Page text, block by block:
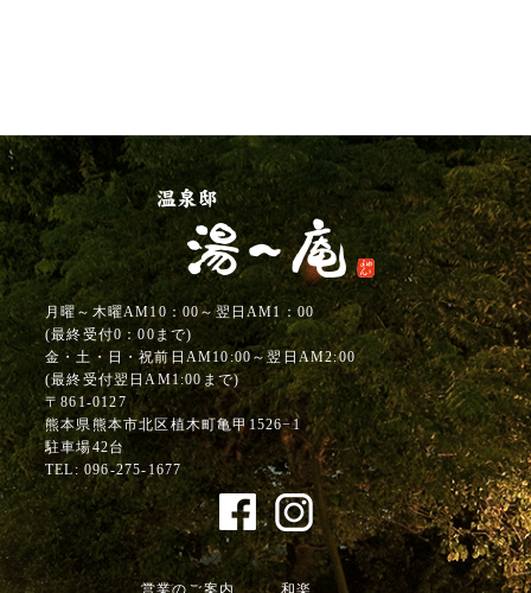
月曜～木曜AM10：00～翌日AM1：00
(最終受付0：00まで)
金・土・日・祝前日AM10:00～翌日AM2:00
(最終受付翌日AM1:00まで)
〒861-0127
熊本県熊本市北区植木町亀甲1526−1
駐車場42台
TEL: 096-275-1677